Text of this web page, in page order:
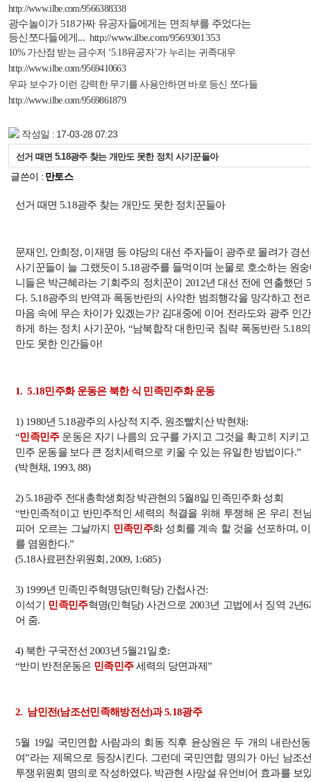
http://www.ilbe.com/9566388338
광수놀이가518가짜 유공자들에게는 면죄부를 주었다는
등신쪼다들에게 ... http://www.ilbe.com/9569301353
10% 가산점 받는 금수저 ‘5.18유공자’가 누리는 귀족대우
http://www.ilbe.com/9569410663
우파 보수가 이런 강력한 무기를 사용안하면 바로 등신 쪼다들
http://www.ilbe.com/9569861879
작성일 : 17-03-28 07:23
선거 때면 5.18광주 찾는 개만도 못한 정치 사기꾼들아
글쓴이 : 만토스
선거 때면 5.18광주 찾는 개만도 못한 정치꾼들아
문재인 , 안희정, 이재명 등 야당의 대선 주자들이 광주로 몰려가 경
사기꾼들이 늘 그랬듯이 5.18광주를 들먹이며 눈물로 호소하는 원
니들은 박근혜라는 기회주의 정치꾼이
2012년 대선 전에 연출했던
다. 5.18광주의 반역과 폭동반란의 사악한 범죄행각을 망각하고 전
마음 속에 무슨 차이가 있겠는가? 김대중에 이어 전라도와 광주 인
하게 하는 정치 사기꾼아, “남북합작 대한민국 침략 폭동반란5.18
만도 못한 인간들아!
1. 5.18민주화 운동은 북한 식 민족민주화 운동
1) 1980년 5.18광주의 사상적 지주, 원조빨치산 박현채:
“민족민주운동은 자기 나름의 요구를 가지고 그것을 확고히 지키
민주 운동을 보다 큰 정치세력으로 키울 수 있는 유일한 방법이다.”
(박현채, 1993, 88)
2) 5.18광주 전대총학생회장 박관현의 5월8일 민족민주화 성회
“반민족적이고 반민주적인 세력의 척결을 위해 투쟁해 온 우리 전
피어 오르는 그날까지 민족민주화 성회를 계속 할 것을 선포하며,
를 염원한다.”
(5.18사료편찬위원회 , 2009, 1:685)
3) 1999년 민족민주혁명당(민혁당) 간첩사건:
이석기 민족민주혁명(민혁당)사건으로 2003년 고법에서 징역 2년6
어 줌.
4) 북한 구국전선 2003년 5월21일호:
“반미 반전운동은 민족민주세력의 당면과제 ”
2. 남민전(남조선민족해방전선)과5.18광주
5월 19일 국민연합 사람과의 회동 직후 윤상원은 두 개의 내란선
여”라는 제목으로 등장시킨다. 그런데 국민연합 명의가 아닌 남조
투쟁위원회 명의로 작성하였다. 박관현 사망설 유언비어 효과를 보